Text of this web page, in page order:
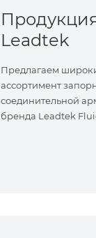
Leadtek
Предлагаем
ассортимент
соединительной
бренда Leadtek